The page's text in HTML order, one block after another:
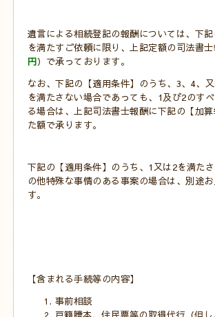
遺言による相続登記の報酬については、下記
を満たすご依頼に限り、上記定額の司法書
円）で承っております。
なお、下記の【適用条件】のうち、3、4、
を満たさない場合であっても、1及び2のす
る場合は、上記司法書士報酬に下記の【加
た額で承ります。
下記の【適用条件】のうち、1又は2を満た
の他特殊な事情のある事案の場合は、別途
す。
【含まれる手続等の内容】
事前相談
戸籍謄本、住民票等の取得代行（但し